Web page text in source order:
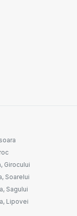
Girocului
Soarelui
Sagului
Lipovei